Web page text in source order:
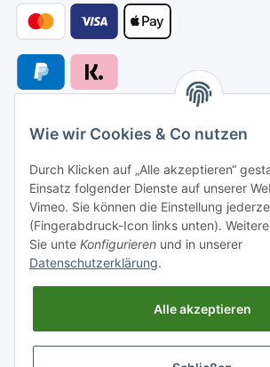
Versandarten
Versand nach
Wie wir Cookies & Co nutzen
Durch Klicken auf „Alle akzeptieren“
Einsatz folgender Dienste auf unserer
Vimeo. Sie können die Einstellung
(Fingerabdruck-Icon links unten).
Sie unte Konfigurieren und in unserer
Datenschutzerklärung.
Alle akzeptieren